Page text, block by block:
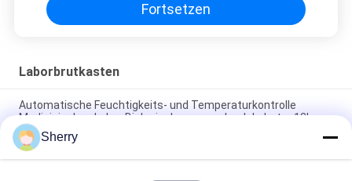
Fortsetzen
Laborbrutkasten
Automatische Feuchtigkeits- und Temperaturkontrolle
Medizinisches Labor Biologischer anaerober Inkubator 13L
Mikrobiologie-Laborbrutkasten-niedrige Temperatur-
Biochemie-Brutkasten
Sherry